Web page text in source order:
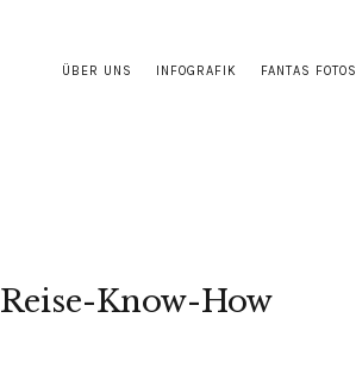
ÜBER UNS INFOGRAFIK FANTAS FOTOS
Reise-Know-How